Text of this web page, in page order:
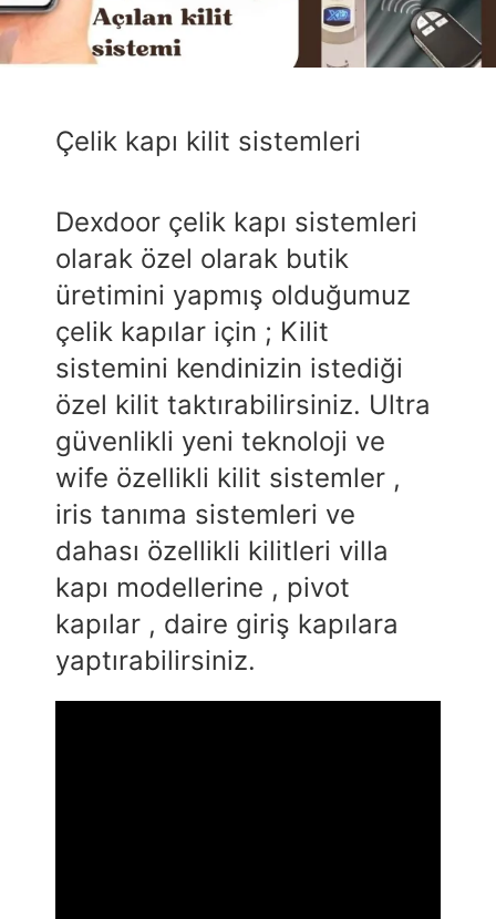
Çelik kapı kilit sistemleri
Dexdoor çelik kapı sistemleri
olarak özel olarak butik
üretimini yapmış olduğumuz
çelik kapılar için ; Kilit
sistemini kendinizin istediği
özel kilit taktırabilirsiniz. Ultra
güvenlikli yeni teknoloji ve
wife özellikli kilit sistemler ,
iris tanıma sistemleri ve
dahası özellikli kilitleri villa
kapı modellerine , pivot
kapılar , daire giriş kapılara
yaptırabilirsiniz.